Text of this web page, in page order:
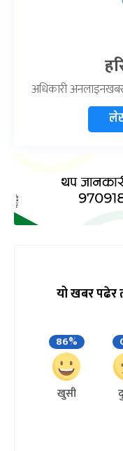
अधिकारी
यो खबर पढेर
86%
खुसी